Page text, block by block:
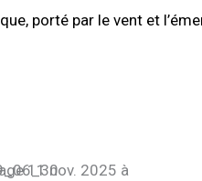
porté par le vent et